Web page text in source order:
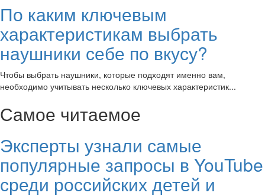
По каким ключевым
характеристикам выбрать
наушники себе по вкусу?
Чтобы выбрать наушники, которые подходят именно вам,
необходимо учитывать несколько ключевых характеристик...
Самое читаемое
Эксперты узнали самые
популярные запросы в YouTube
среди российских детей и